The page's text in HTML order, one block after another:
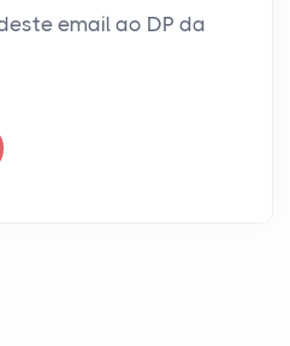
email ao DP da